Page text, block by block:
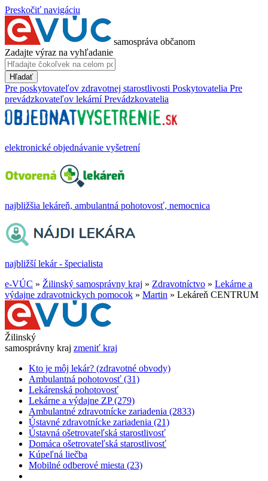
Preskočiť navigáciu
samospráva občanom
Zadajte výraz na vyhľadanie
Hľadať
Pre poskytovateľov zdravotnej starostlivosti Poskytovatelia Pre
prevádzkovateľov lekární Prevádzkovatelia
elektronické objednávanie vyšetrení
najbližšia lekáreň, ambulantná pohotovosť, nemocnica
najbližší lekár - špecialista
e-VÚC » Žilinský samosprávny kraj » Zdravotníctvo » Lekárne a
výdajne zdravotnickych pomocok » Martin » Lekáreň CENTRUM
Žilinský
samosprávny kraj zmeniť kraj
Kto je môj lekár? (zdravotné obvody)
Ambulantná pohotovosť (31)
Lekárenská pohotovosť
Lekárne a výdajne ZP (279)
Ambulantné zdravotnícke zariadenia (2833)
Ústavné zdravotnícke zariadenia (21)
Ústavná ošetrovateľská starostlivosť
Domáca ošetrovateľská starostlivosť
Kúpeľná liečba
Mobilné odberové miesta (23)